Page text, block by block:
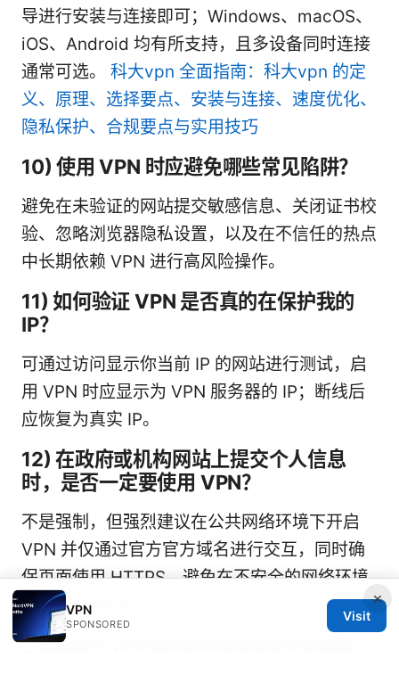
导进行安装与连接即可；Windows、macOS、
iOS、Android 均有所支持，且多设备同时连接
通常可选。 科大vpn 全面指南：科大vpn 的定
义、原理、选择要点、安装与连接、速度优化、
隐私保护、合规要点与实用技巧
10) 使用 VPN 时应避免哪些常见陷阱？
避免在未验证的网站提交敏感信息、关闭证书校
验、忽略浏览器隐私设置，以及在不信任的热点
中长期依赖 VPN 进行高风险操作。
11) 如何验证 VPN 是否真的在保护我的
IP？
可通过访问显示你当前 IP 的网站进行测试，启
用 VPN 时应显示为 VPN 服务器的 IP；断线后
应恢复为真实 IP。
12) 在政府或机构网站上提交个人信息
时，是否一定要使用 VPN？
不是强制，但强烈建议在公共网络环境下开启
VPN 并仅通过官方官方域名进行交互，同时确
保页面使用 HTTPS，避免在不安全的网络环境
中提交敏感材料。
二层网络在 VPN 圈内的应用与实现完全指南
×
VPN
SPONSORED
Visit